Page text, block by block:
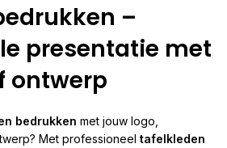
–
presentatie met
ontwerp
bedrukken met jouw logo,
Met professioneel tafelkleden